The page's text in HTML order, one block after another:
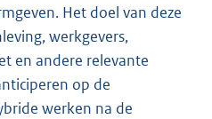
Het doel van deze
werkgevers,
en andere relevante
op de
werken na de